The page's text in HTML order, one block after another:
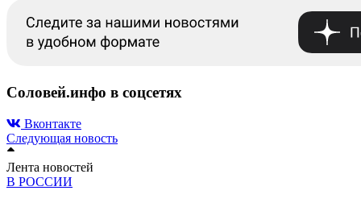
Соловей.инфо в соцсетях
Вконтакте
Следующая новость
Лента новостей
В РОССИИ